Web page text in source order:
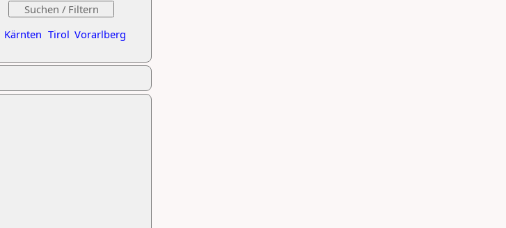
Kärnten Tirol Vorarlberg